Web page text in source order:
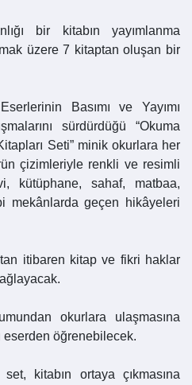
bir kitabın yayımlanma
üzere 7 kitaptan oluşan bir
Basımı ve Yayımı
sürdürdüğü “Okuma
Seti” minik okurlara her
çizimleriyle renkli ve resimli
kütüphane, sahaf, matbaa,
mekânlarda geçen hikâyeleri
itibaren kitap ve fikri haklar
okurlara ulaşmasına
eserden öğrenebilecek.
set, kitabın ortaya çıkmasına